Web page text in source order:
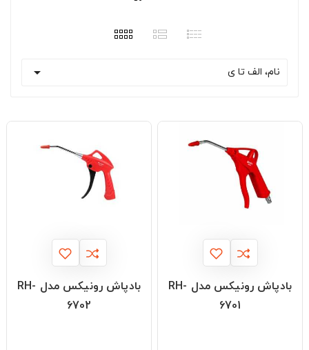
نام، الف تا ی 
بادپاش رونیکس مدل RH-
6701
بادپاش رونیکس مدل RH-
6702